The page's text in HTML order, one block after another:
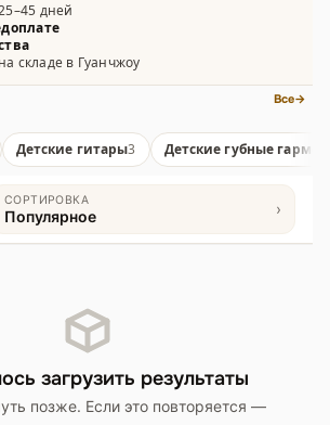
губные гармошки,
инструменты в возрастных
дней
складе в Гуанчжоу
Все→
Детские гитары3 Детские губные
СОРТИРОВКА
Популярное ›
загрузить результаты
позже. Если это повторяется —